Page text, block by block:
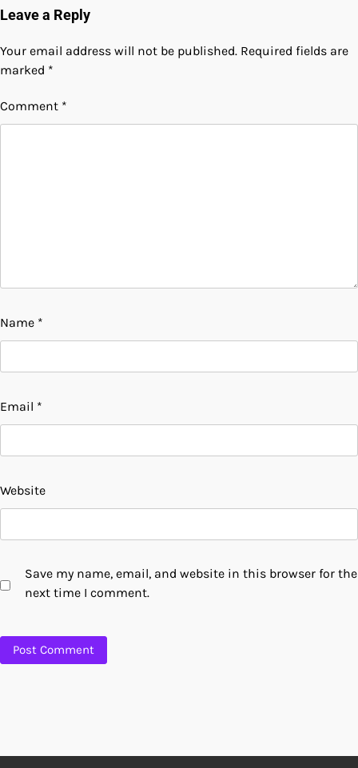
Leave a Reply
Your email address will not be published. Required fields are
marked *
Comment *
Name *
Email *
Website
Save my name, email, and website in this browser for the
next time I comment.